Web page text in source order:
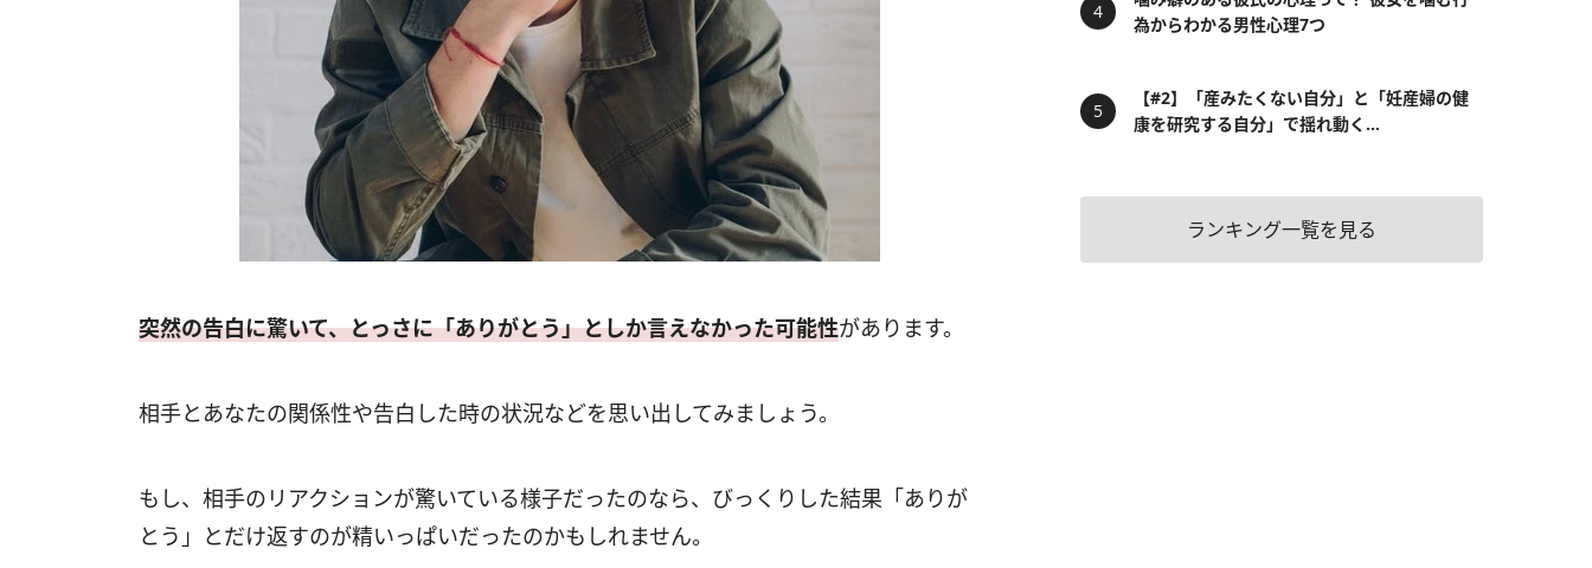
突然の告白に驚いて、とっさに「ありがとう」としか言えなかった可能性があります。
相手とあなたの関係性や告白した時の状況などを思い出してみましょう。
もし、相手のリアクションが驚いている様子だったのなら、びっくりした結果「ありが
とう」とだけ返すのが精いっぱいだったのかもしれません。
為からわかる男性心理7つ
【#2】「産みたくない自分」と「妊産婦の健
康を研究する自分」で揺れ動く...
ランキング一覧を見る